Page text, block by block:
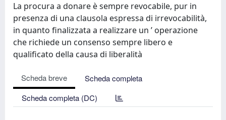
La procura a donare è sempre revocabile, pur in
presenza di una clausola espressa di irrevocabilità,
in quanto finalizzata a realizzare un ’ operazione
che richiede un consenso sempre libero e
qualificato della causa di liberalità
Scheda breve
Scheda completa
Scheda completa (DC)